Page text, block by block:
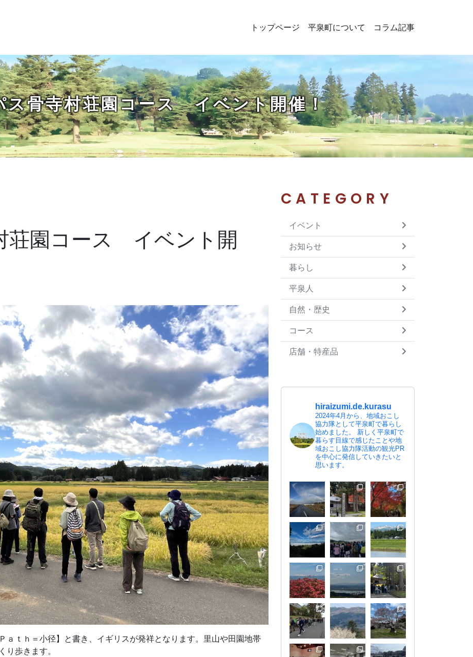
トップページ 平泉町について コラム記事
ス骨寺村荘園コース イベント開催！
荘園コース イベント開
ｔｈ＝小径】と書き、イギリスが発祥となります。里山や田園地帯
り歩きます。
CATEGORY
イベント
お知らせ
暮らし
平泉人
自然・歴史
コース
店舗・特産品
hiraizumi.de.kurasu
2024年4月から、地域おこし
協力隊として平泉町で暮らし
始めました。
新しく平泉町で
暮らす目線で感じたことや地
域おこし協力隊活動の観光PR
を中心に発信していきたいと
思います。